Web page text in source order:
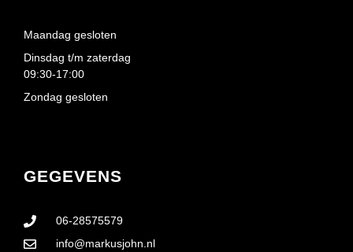
GEGEVENS
06-28575579
info@markusjohn.nl
Maandag gesloten
Dinsdag t/m zaterdag
09:30-17:00
Zondag gesloten